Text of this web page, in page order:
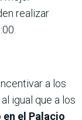
realizar
a los
igual que a los
el Palacio